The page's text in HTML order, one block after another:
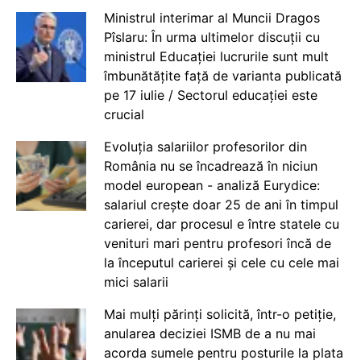
Ministrul interimar al Muncii Dragos
Pîslaru: În urma ultimelor discuții cu
ministrul Educației lucrurile sunt mult
îmbunătățite față de varianta publicată
pe 17 iulie / Sectorul educației este
crucial
Evoluția salariilor profesorilor din
România nu se încadrează în niciun
model european - analiză Eurydice:
salariul crește doar 25 de ani în timpul
carierei, dar procesul e între statele cu
venituri mari pentru profesori încă de
la începutul carierei și cele cu cele mai
mici salarii
Mai mulți părinți solicită, într-o petiție,
anularea deciziei ISMB de a nu mai
acorda sumele pentru posturile la plata